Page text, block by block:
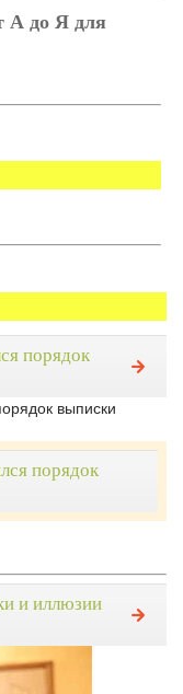
А до Я для
порядок
порядок
и иллюзии